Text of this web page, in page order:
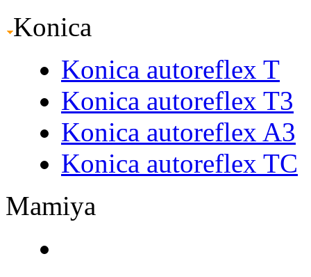
Konica
Konica autoreflex T
Konica autoreflex T3
Konica autoreflex A3
Konica autoreflex TC
Mamiya